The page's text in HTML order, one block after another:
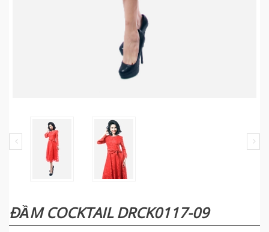
ĐẦM COCKTAIL DRCK0117-09